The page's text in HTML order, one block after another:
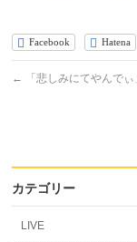
Facebook Hatena
← 「悲しみにてやんで
カテゴリー
LIVE